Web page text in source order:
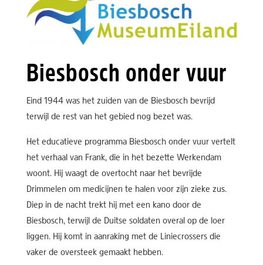
Biesbosch onder vuur
Eind 1944 was het zuiden van de Biesbosch bevrijd
terwijl de rest van het gebied nog bezet was.
Het educatieve programma Biesbosch onder vuur vertelt
het verhaal van Frank, die in het bezette Werkendam
woont. Hij waagt de overtocht naar het bevrijde
Drimmelen om medicijnen te halen voor zijn zieke zus.
Diep in de nacht trekt hij met een kano door de
Biesbosch, terwijl de Duitse soldaten overal op de loer
liggen. Hij komt in aanraking met de Liniecrossers die
vaker de oversteek gemaakt hebben.